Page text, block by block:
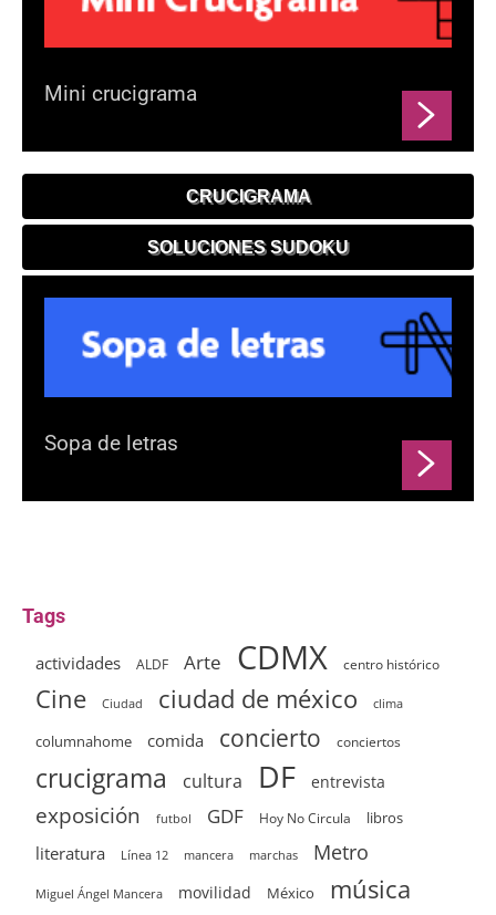
Mini crucigrama
CRUCIGRAMA
SOLUCIONES SUDOKU
Sopa de letras
Tags
actividades ALDF Arte CDMX centro histórico
Cine Ciudad ciudad de méxico clima
columnahome comida concierto conciertos
crucigrama cultura DF entrevista
exposición futbol GDF Hoy No Circula libros
literatura Línea 12 mancera marchas Metro
Miguel Ángel Mancera movilidad México música